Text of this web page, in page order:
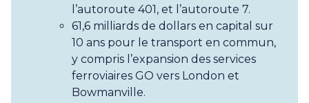
l’autoroute 401, et l’autoroute 7.
61,6 milliards de dollars en capital sur
10 ans pour le transport en commun,
y compris l’expansion des services
ferroviaires GO vers London et
Bowmanville.